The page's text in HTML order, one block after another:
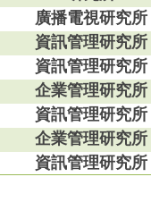
廣播電視研究所
資訊管理研究所
資訊管理研究所
企業管理研究所
資訊管理研究所
企業管理研究所
資訊管理研究所